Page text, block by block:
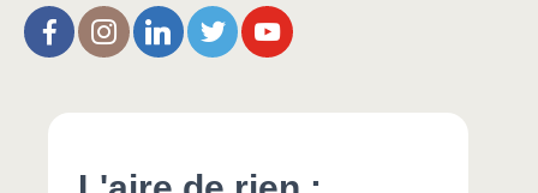
L’Aire de Rien (facebook)
Christophe Noisette (instagram)
Christophe Noisette (Linkedin)
Christophe Noisette (X | Twitter)
L’Aire de Rien (You Tube)